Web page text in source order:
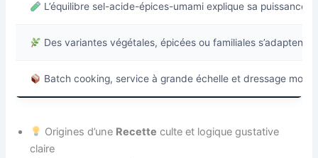
L’équilibre sel-acide-épices-umami explique sa puissance
Des variantes végétales, épicées ou familiales s’adaptent
Batch cooking, service à grande échelle et dressage
Origines d’une Recette culte et logique gustative
claire